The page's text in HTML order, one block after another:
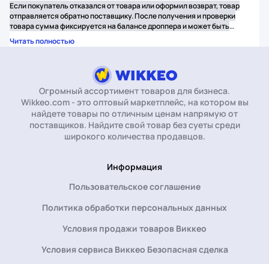
Если покупатель отказался от товара или оформил возврат, товар
отправляется обратно поставщику. После получения и проверки
товара сумма фиксируется на балансе дроппера и может быть
использована для следующих заказов или выведена по
договорённости.
Читать полностью
Огромный ассортимент товаров для бизнеса.
Wikkeo.com - это оптовый маркетплейс, на котором вы
найдете товары по отличным ценам напрямую от
поставщиков. Найдите свой товар без суеты среди
широкого количества продавцов.
Информация
Пользовательское соглашение
Политика обработки персональных данных
Условия продажи товаров Виккео
Условия сервиса Виккео Безопасная сделка